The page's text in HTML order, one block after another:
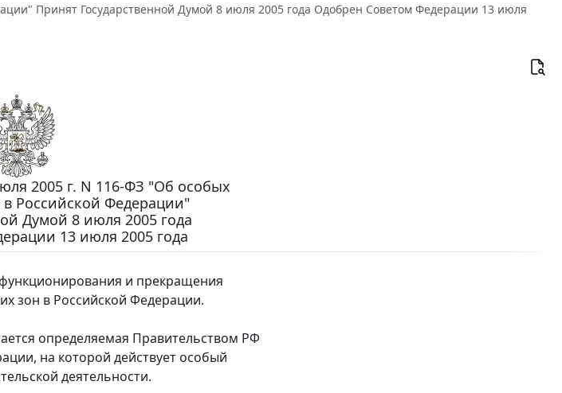
Принят Государственной Думой 8 июля 2005 года Одобрен Советом Федерации 13 июля
2005 г. N 116-ФЗ "Об особых
Российской Федерации"
Думой 8 июля 2005 года
13 июля 2005 года
и прекращения
зон в Российской Федерации.
определяемая Правительством РФ
на которой действует особый
деятельности.